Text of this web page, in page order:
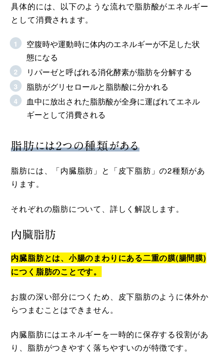
具体的には、以下のような流れで脂肪酸がエネルギー
として消費されます。
空腹時や運動時に体内のエネルギーが不足した状
態になる
リパーゼと呼ばれる消化酵素が脂肪を分解する
脂肪がグリセロールと脂肪酸に分かれる
血中に放出された脂肪酸が全身に運ばれてエネル
ギーとして消費される
脂肪には2つの種類がある
脂肪には、「内臓脂肪」と「皮下脂肪」の2種類があ
ります。
それぞれの脂肪について、詳しく解説します。
内臓脂肪
内臓脂肪とは、小腸のまわりにある二重の膜(腸間膜)
につく脂肪のことです。
お腹の深い部分につくため、皮下脂肪のように体外か
らつまむことはできません。
内臓脂肪にはエネルギーを一時的に保存する役割があ
り、脂肪がつきやすく落ちやすいのが特徴です。